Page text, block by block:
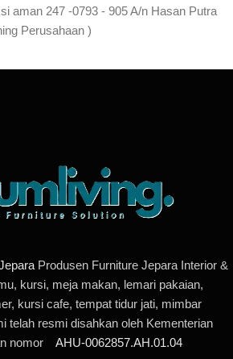
aman 247 -0793 - 905 A/n Hasan Putra
Perusahaan )
Produsen Furniture Jepara Interior &
kursi, meja makan, lemari pakaian,
kursi cafe, tempat tidur jati, mimbar
telah resmi disahkan oleh Kementerian
nomor AHU-0062857.AH.01.04